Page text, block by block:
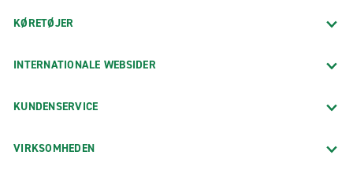
KØRETØJER
INTERNATIONALE WEBSIDER
KUNDENSERVICE
VIRKSOMHEDEN